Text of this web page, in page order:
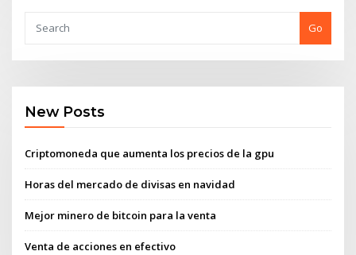
Go
New Posts
Criptomoneda que aumenta los precios de la gpu
Horas del mercado de divisas en navidad
Mejor minero de bitcoin para la venta
Venta de acciones en efectivo